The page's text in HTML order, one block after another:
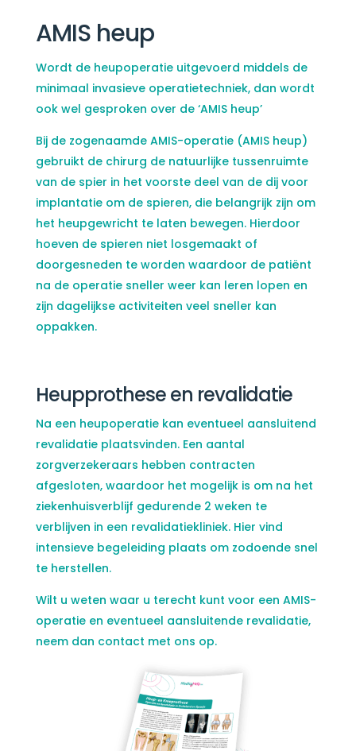
AMIS heup
Wordt de heupoperatie uitgevoerd middels de
minimaal invasieve operatietechniek, dan wordt
ook wel gesproken over de ‘AMIS heup’
Bij de zogenaamde AMIS-operatie (AMIS heup)
gebruikt de chirurg de natuurlijke tussenruimte
van de spier in het voorste deel van de dij voor
implantatie om de spieren, die belangrijk zijn om
het heupgewricht te laten bewegen. Hierdoor
hoeven de spieren niet losgemaakt of
doorgesneden te worden waardoor de patiënt
na de operatie sneller weer kan leren lopen en
zijn dagelijkse activiteiten veel sneller kan
oppakken.
Heupprothese en revalidatie
Na een heupoperatie kan eventueel aansluitend
revalidatie plaatsvinden. Een aantal
zorgverzekeraars hebben contracten
afgesloten, waardoor het mogelijk is om na het
ziekenhuisverblijf gedurende 2 weken te
verblijven in een revalidatiekliniek. Hier vind
intensieve begeleiding plaats om zodoende snel
te herstellen.
Wilt u weten waar u terecht kunt voor een AMIS-
operatie en eventueel aansluitende revalidatie,
neem dan contact met ons op.